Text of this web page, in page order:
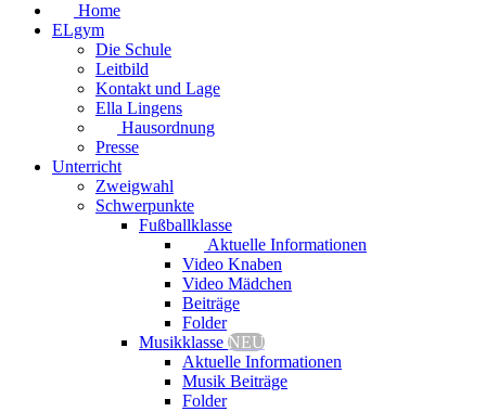
Home
ELgym
Die Schule
Leitbild
Kontakt und Lage
Ella Lingens
Hausordnung
Presse
Unterricht
Zweigwahl
Schwerpunkte
Fußballklasse
Aktuelle Informationen
Video Knaben
Video Mädchen
Beiträge
Folder
Musikklasse NEU
Aktuelle Informationen
Musik Beiträge
Folder